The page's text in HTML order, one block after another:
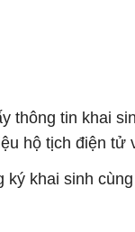
thông tin khai
hộ tịch điện
khai sinh